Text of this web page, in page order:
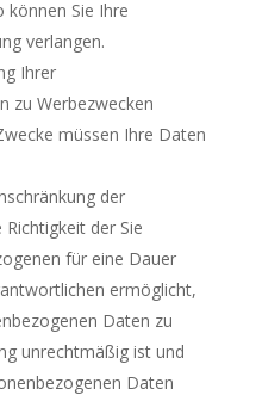
können Sie Ihre
verlangen.
Ihrer
zu Werbezwecken
müssen Ihre Daten
der
der Sie
für eine Dauer
ermöglicht,
Daten zu
unrechtmäßig ist und
Daten